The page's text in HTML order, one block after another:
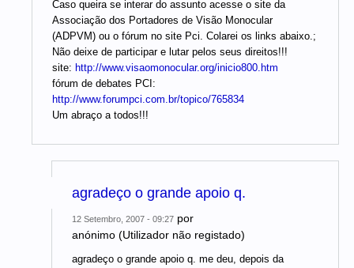
Caso queira se interar do assunto acesse o site da
Associação dos Portadores de Visão Monocular
(ADPVM) ou o fórum no site Pci. Colarei os links abaixo.;
Não deixe de participar e lutar pelos seus direitos!!!
site: http://www.visaomonocular.org/inicio800.htm
fórum de debates PCI:
http://www.forumpci.com.br/topico/765834
Um abraço a todos!!!
agradeço o grande apoio q.
12 Setembro, 2007 - 09:27 por
anónimo (Utilizador não registado)
agradeço o grande apoio q. me deu, depois da